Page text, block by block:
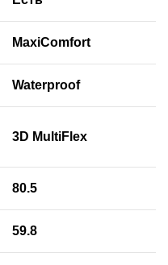
MaxiComfort
Waterproof
3D MultiFlex
80.5
59.8